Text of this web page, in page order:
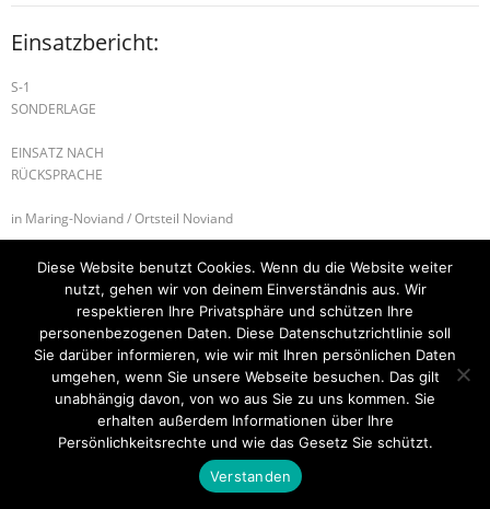
Einsatzbericht:
S-1
SONDERLAGE
EINSATZ NACH
RÜCKSPRACHE
in Maring-Noviand / Ortsteil Noviand
H-1 ABSICHERUNG W-2 ÖL AUF GEWÄSSER
Startseite Einsätze Mitglied werden Über uns
Bilder
Kontakt
Theme byThink Up Themes Ltd. Powered byWordPress.
Diese Website benutzt Cookies. Wenn du die Website weiter
nutzt, gehen wir von deinem Einverständnis aus. Wir
respektieren Ihre Privatsphäre und schützen Ihre
personenbezogenen Daten. Diese Datenschutzrichtlinie soll
Sie darüber informieren, wie wir mit Ihren persönlichen Daten
umgehen, wenn Sie unsere Webseite besuchen. Das gilt
unabhängig davon, von wo aus Sie zu uns kommen. Sie
erhalten außerdem Informationen über Ihre
Persönlichkeitsrechte und wie das Gesetz Sie schützt.
Verstanden